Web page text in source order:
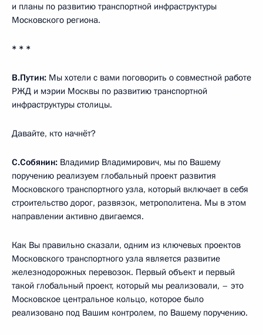
и планы по развитию транспортной инфраструктуры
Московского региона.
* * *
В.Путин: Мы хотели с вами поговорить о совместной работе
РЖД и мэрии Москвы по развитию транспортной
инфраструктуры столицы.
Давайте, кто начнёт?
С.Собянин: Владимир Владимирович, мы по Вашему
поручению реализуем глобальный проект развития
Московского транспортного узла, который включает в себя
строительство дорог, развязок, метрополитена. Мы в этом
направлении активно двигаемся.
Как Вы правильно сказали, одним из ключевых проектов
Московского транспортного узла является развитие
железнодорожных перевозок. Первый объект и первый
такой глобальный проект, который мы реализовали, – это
Московское центральное кольцо, которое было
реализовано под Вашим контролем, по Вашему поручению.